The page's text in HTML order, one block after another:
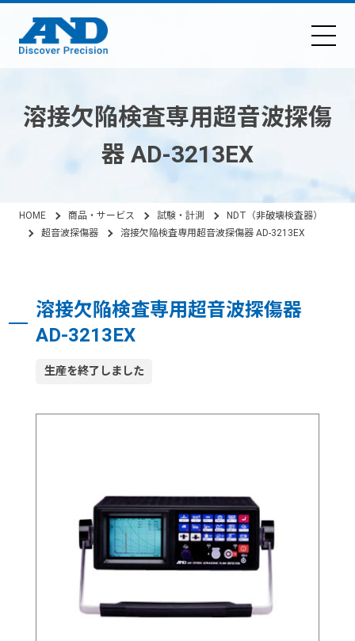
溶接欠陥検査専用超音波探傷
器 AD-3213EX
HOME 商品・サービス 試験・計測
NDT（非破壊検査器）
超音波探傷器
溶接欠陥検査専用超音波探傷器 AD-3213EX
溶接欠陥検査専用超音波探傷器
AD-3213EX
生産を終了しました